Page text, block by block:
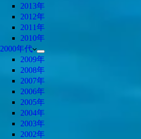
2013年
2012年
2011年
2010年
2000年代
2009年
2008年
2007年
2006年
2005年
2004年
2003年
2002年